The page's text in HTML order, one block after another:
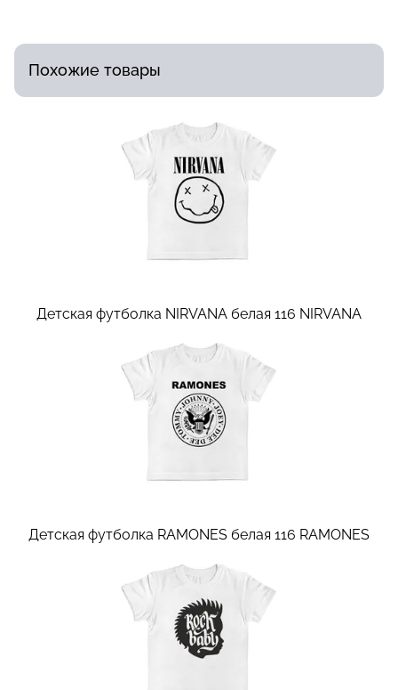
Похожие товары
Детская футболка NIRVANA белая 116 NIRVANA
Детская футболка RAMONES белая 116 RAMONES